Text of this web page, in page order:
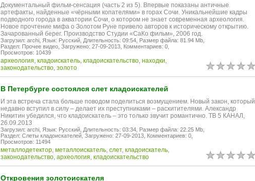
Документальный фильм-сенсация (часть 2 из 5). Впервые показаны античные
артефакты, найденные «чёрными копателями» в горах Сочи. Уникальнейшие кадры
подводного города в акватории Сочи, о котором не знает современная археология.
Новое прочтение мифа о Золотом Руне привело авторов к историческому открытию.
Зачарованный берег. Производство Студии «СаКо фильм», 2006 год.
Загрузил: archi, Язык: Русский, Длительность: 09:54, Размер файла: 81.94 Mb,
Раздел: Прочее видео, Загружено: 27-09-2013, Комментариев: 0,
Просмотров: 10439
археология, кладоискатель, кладоискательство, находки,
законодательство, золото
В Петербурге состоялся слет кладоискателей
И эта встреча стала больше поводом поделиться возмущением. Новый закон, который
недавно вступил в силу – делает их преступниками – расхитителями. Александр
Никитин убедился, что кладоискатель – это только звучит романтично. ТВ 5 КАНАЛ,
26.09.2013
Загрузил: archi, Язык: Русский, Длительность: 03:34, Размер файла: 22.25 Mb,
Раздел: Слеты кладоискателей, Загружено: 27-09-2013, Комментариев: 0,
Просмотров: 11494
металлодетектор, металлоискатель, слет, кладоискатель,
законодательство, археология, кладоискательство
Откровения золотоискателя